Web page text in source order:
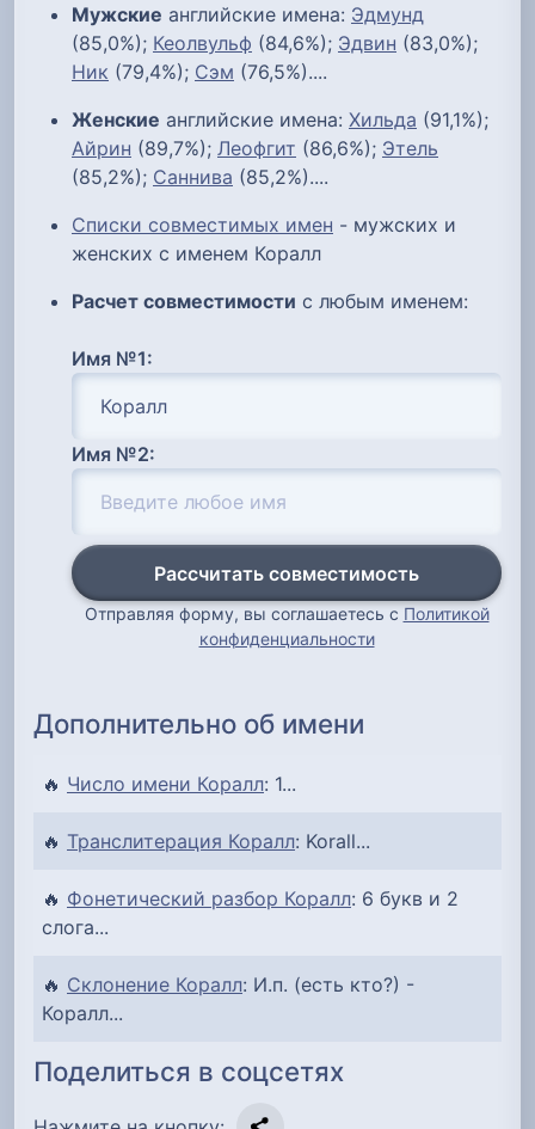
Мужские английские имена: Эдмунд
(85,0%); Кеолвульф (84,6%); Эдвин (83,0%);
Ник (79,4%); Сэм (76,5%)....
Женские английские имена: Хильда (91,1%);
Айрин (89,7%); Леофгит (86,6%); Этель
(85,2%); Саннива (85,2%)....
Списки совместимых имен - мужских и
женских с именем Коралл
Расчет совместимости с любым именем:
Имя №1:
Имя №2:
Рассчитать совместимость
Отправляя форму, вы соглашаетесь с Политикой
конфиденциальности
Дополнительно об имени
🔥 Число имени Коралл: 1...
🔥 Транслитерация Коралл: Korall...
🔥 Фонетический разбор Коралл: 6 букв и 2
слога...
🔥 Склонение Коралл: И.п. (есть кто?) -
Коралл...
Поделиться в соцсетях